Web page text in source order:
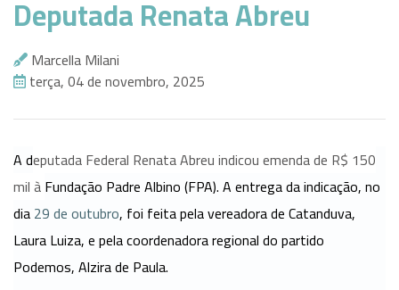
Doe
Agora
Seja
Voluntário
Eventos
Paciente
Contato
Deputada Renata Abreu
Marcella Milani
terça, 04 de novembro, 2025
A deputada Federal Renata Abreu indicou emenda de R$ 150
mil àFundação Padre Albino (FPA). A entrega da indicação, no
dia29 de outubro, foi feita pela vereadora de Catanduva,
Laura Luiza, e pela coordenadora regional do partido
Podemos, Alzira de Paula.